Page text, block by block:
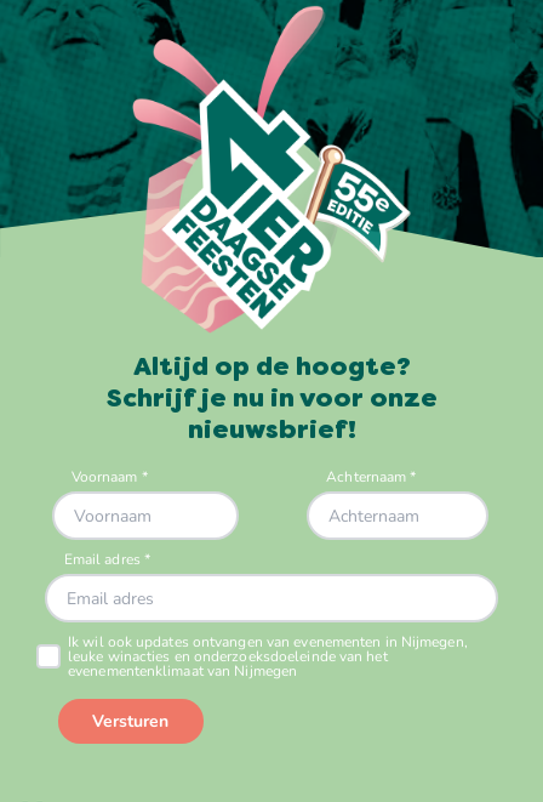
Altijd op de hoogte?
Schrijf je nu in voor onze
nieuwsbrief!